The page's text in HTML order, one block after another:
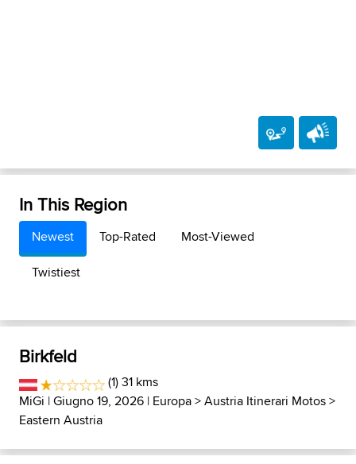
In This Region
Newest Top-Rated
Most-Viewed
Twistiest
Birkfeld
(1) 31 kms
MiGi | Giugno 19, 2026 | Europa>Austria Itinerari Motos>
Eastern Austria